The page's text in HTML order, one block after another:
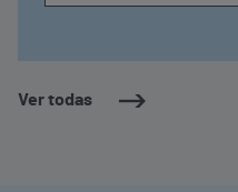
Ver todas